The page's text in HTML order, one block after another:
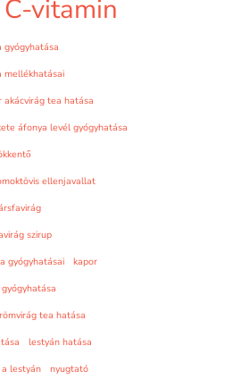
C-vitamin
gyógyhatása
mellékhatásai
akácvirág tea hatása
áfonya levél gyógyhatása
ellenjavallat
szirup
gyógyhatásai
kapor
tea hatása
lestyán hatása
lestyán
nyugtató